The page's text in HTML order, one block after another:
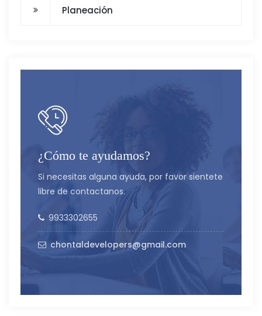
Planeación
¿Cómo te ayudamos?
Si necesitas alguna ayuda, por favor sientete
libre de contactanos.
9933302655
chontaldevelopers@gmail.com